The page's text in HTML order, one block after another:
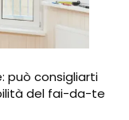
può consigliarti
del fai-da-te